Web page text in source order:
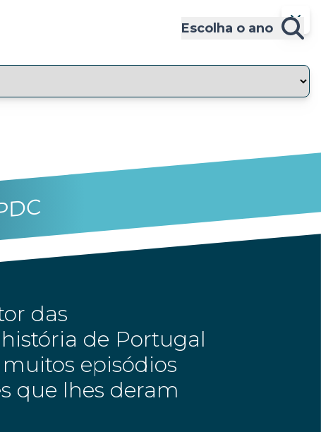
Escolha o ano
das
de Portugal
episódios
que lhes deram